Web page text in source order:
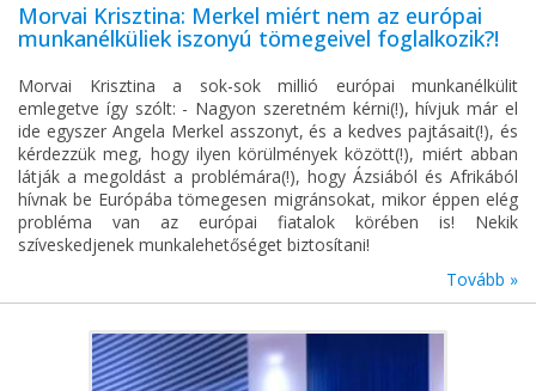
Morvai Krisztina: Merkel miért nem az európai
munkanélküliek iszonyú tömegeivel foglalkozik?!
Morvai Krisztina a sok-sok millió európai munkanélkülit
emlegetve így szólt: - Nagyon szeretném kérni(!), hívjuk már el
ide egyszer Angela Merkel asszonyt, és a kedves pajtásait(!), és
kérdezzük meg, hogy ilyen körülmények között(!), miért abban
látják a megoldást a problémára(!), hogy Ázsiából és Afrikából
hívnak be Európába tömegesen migránsokat, mikor éppen elég
probléma van az európai fiatalok körében is! Nekik
szíveskedjenek munkalehetőséget biztosítani!
Tovább »